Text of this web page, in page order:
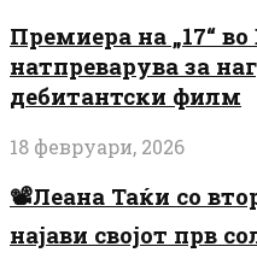
Премиера на „17“
натпреварува за
дебитантски филм
18 февруари, 2026
📽️Леана Таќи со
најави својот прв